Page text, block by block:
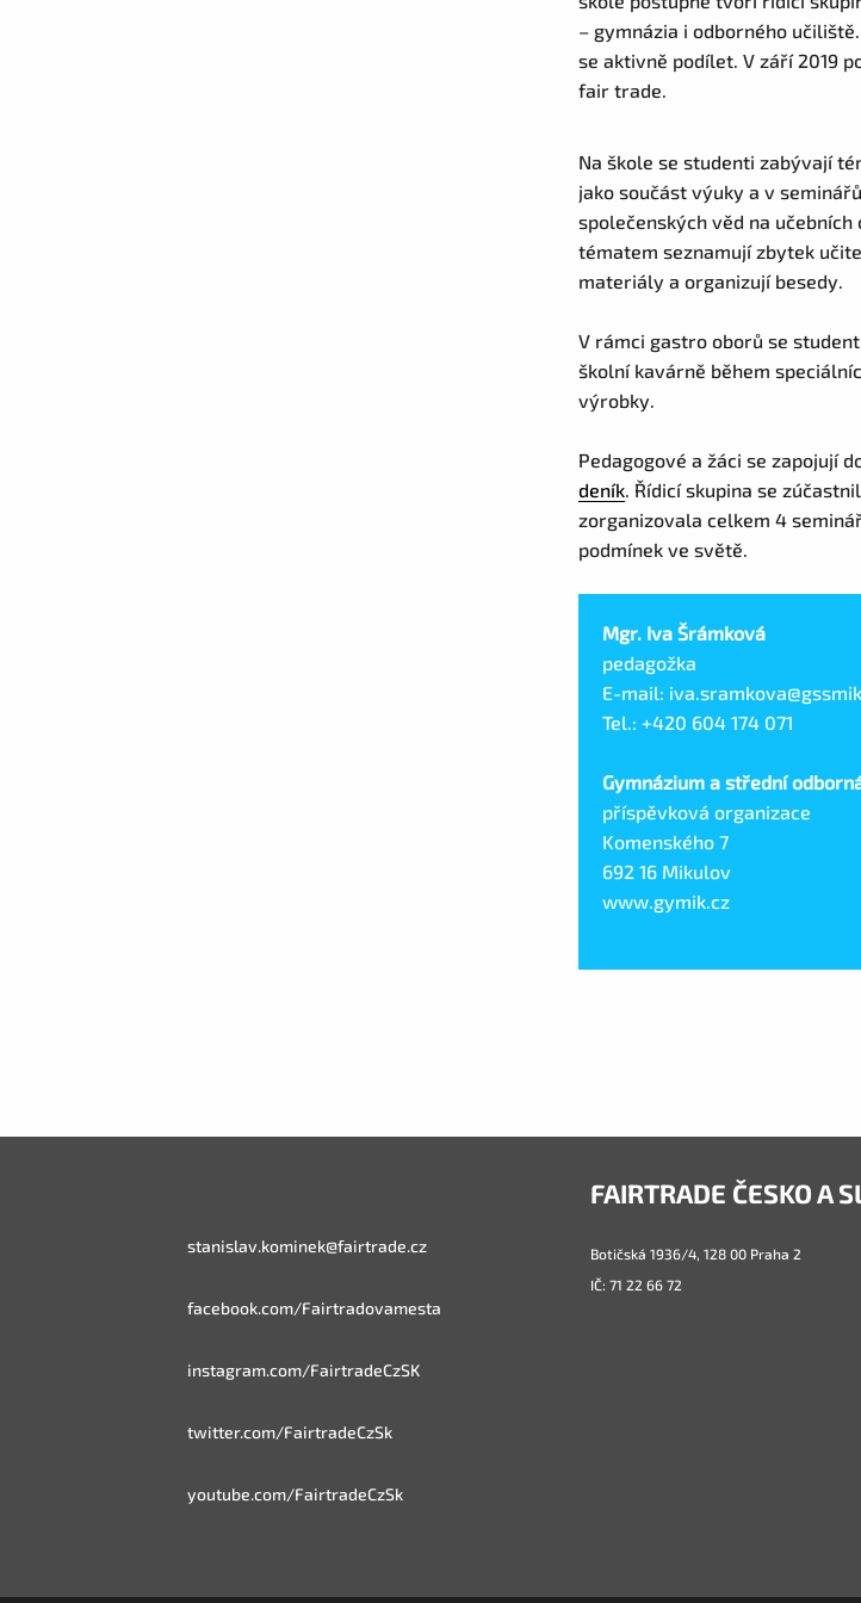
– gymnázia i odborného
se aktivně podílet. V září 2019
fair trade.
Na škole se studenti zabývají
jako součást výuky a v
společenských věd na
tématem seznamují zbytek
materiály a organizují besedy.
V rámci gastro oborů se
školní kavárně během
výrobky.
Pedagogové a žáci se zapojují
deník. Řídicí skupina se
zorganizovala celkem 4
podmínek ve světě.
Mgr. Iva Šrámková
pedagožka
E-mail:
Tel.: +420 604 174 071
Gymnázium a střední
příspěvková organizace
Komenského 7
692 16 Mikulov
www.gymik.cz
stanislav.kominek@fairtrade.cz
facebook.com/Fairtradovamesta
instagram.com/FairtradeCzSK
twitter.com/FairtradeCzSk
youtube.com/FairtradeCzSk
FAIRTRADE ČESKO A
Botičská 1936/4, 128 00 Praha 2
IČ: 71 22 66 72